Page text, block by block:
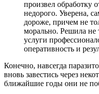
произвел обработку
недорого. Уверена,
дороже, причем не
морально. Решила не
услуги
оперативность и
Конечно, навсегда
вновь завестись через
ближайшие годы они не